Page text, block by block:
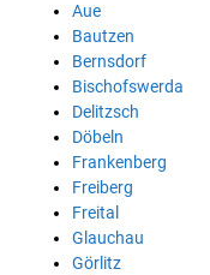
Aue
Bautzen
Bernsdorf
Bischofswerda
Delitzsch
Döbeln
Frankenberg
Freiberg
Freital
Glauchau
Görlitz